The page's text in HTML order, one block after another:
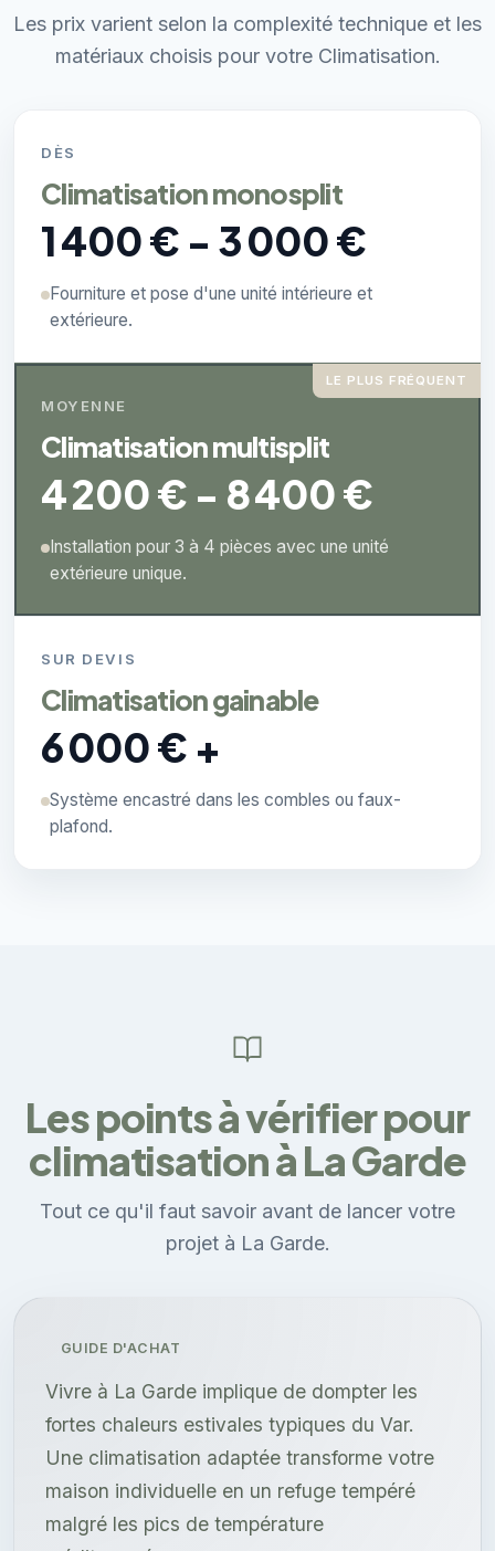
Les prix varient selon la complexité technique et les
matériaux choisis pour votre Climatisation.
DÈS
Climatisation monosplit
1 400 € - 3 000 €
Fourniture et pose d'une unité intérieure et
extérieure.
LE PLUS FRÉQUENT
MOYENNE
Climatisation multisplit
4 200 € - 8 400 €
Installation pour 3 à 4 pièces avec une unité
extérieure unique.
SUR DEVIS
Climatisation gainable
6 000 € +
Système encastré dans les combles ou faux-
plafond.
Les points à vérifier pour
climatisation à La Garde
Tout ce qu'il faut savoir avant de lancer votre
projet à La Garde.
GUIDE D'ACHAT
Vivre à La Garde implique de dompter les
fortes chaleurs estivales typiques du Var.
Une climatisation adaptée transforme votre
maison individuelle en un refuge tempéré
malgré les pics de température